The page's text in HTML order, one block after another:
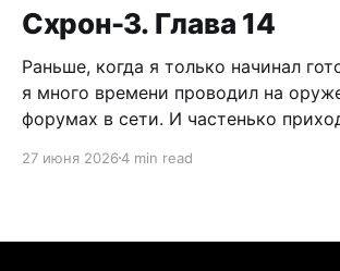
Схрон-3. Глава 14
Раньше, когда я только начинал
я много времени проводил на
форумах в сети. И частенько
короткоствола и нужно ли это в
поводу разрешения пистолетов
27 июня 20264 min read